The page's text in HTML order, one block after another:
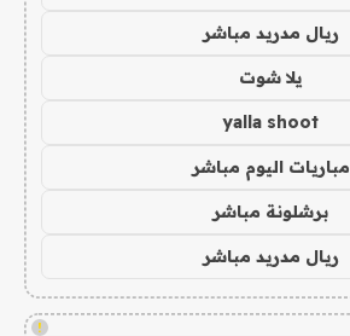
ريال مدريد مباشر
يلا شوت
yalla shoot
مباريات اليوم مباشر
برشلونة مباشر
ريال مدريد مباشر
!